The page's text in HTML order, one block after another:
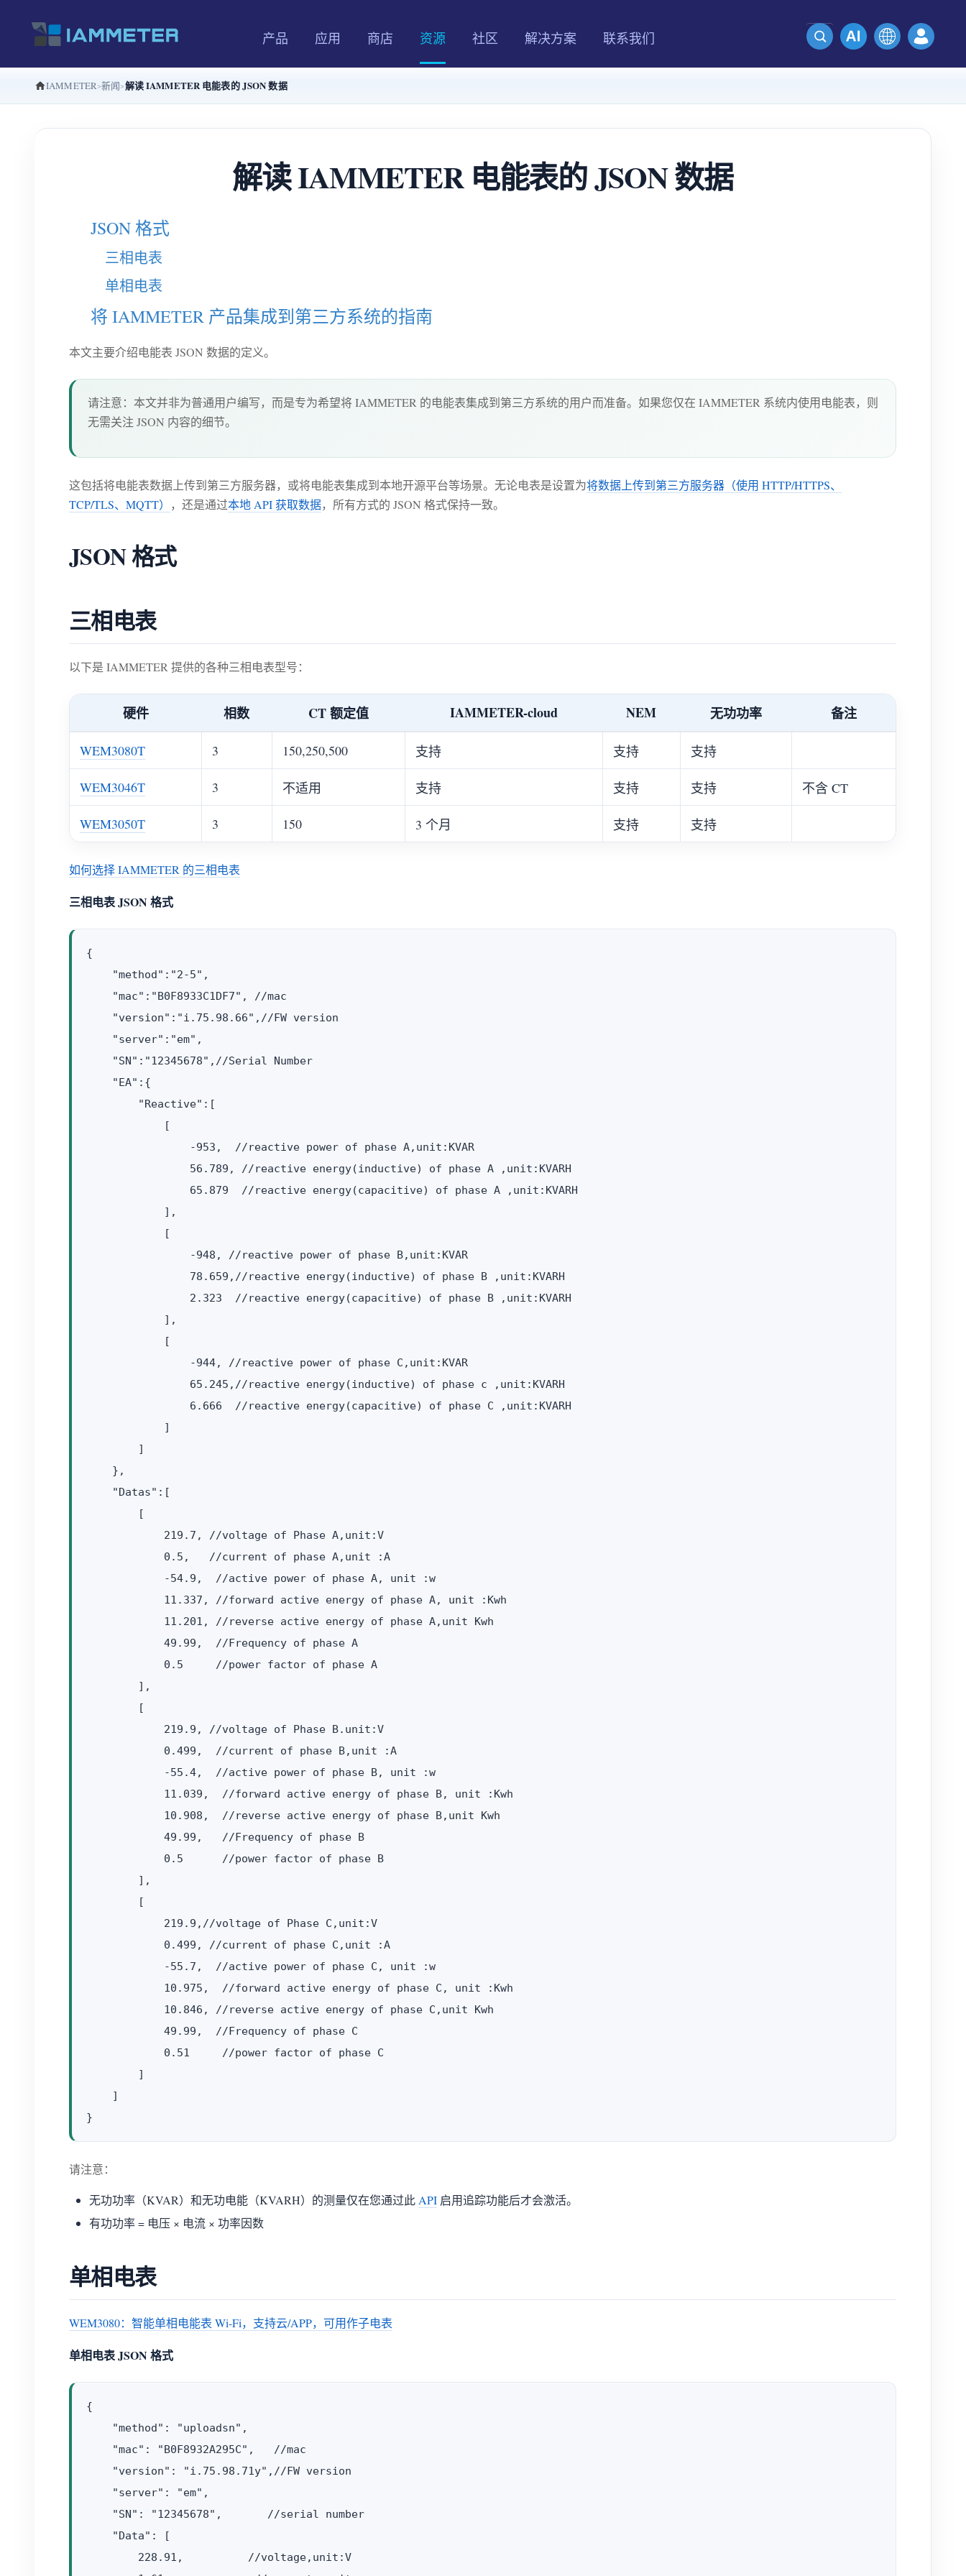
产品 应用 商店 资源 社区 解决方案 联系我们
IAMMETER 新闻 解读 IAMMETER 电能表的 JSON 数据
解读 IAMMETER 电能表的 JSON 数据
JSON 格式
三相电表
单相电表
将 IAMMETER 产品集成到第三方系统的指南
本文主要介绍电能表 JSON 数据的定义。
请注意：本文并非为普通用户编写，而是专为希望将 IAMMETER 的电能表集成到第三方系统的用户而准备。如果您仅在 IAMMETER 系统内使用电能表，则
无需关注 JSON 内容的细节。
这包括将电能表数据上传到第三方服务器，或将电能表集成到本地开源平台等场景。无论电表是设置为将数据上传到第三方服务器（使用 HTTP/HTTPS、
TCP/TLS、MQTT）
，还是通过本地 API 获取数据，所有方式的 JSON 格式保持一致。
JSON 格式
三相电表
以下是 IAMMETER 提供的各种三相电表型号：
硬件 相数 CT 额定值 IAMMETER-cloud NEM 无功功率 备注
WEM3080T 3 150,250,500 支持 支持 支持
WEM3046T 3 不适用 支持 支持 支持 不含 CT
WEM3050T 3 150 3 个月 支持 支持
如何选择 IAMMETER 的三相电表
三相电表 JSON 格式
{
    "method":"2-5",
    "mac":"B0F8933C1DF7", //mac
    "version":"i.75.98.66",//FW version
    "server":"em",
    "SN":"12345678",//Serial Number
    "EA":{
        "Reactive":[
            [
                -953,  //reactive power of phase A,unit:KVAR
                56.789, //reactive energy(inductive) of phase A ,unit:KVARH
                65.879  //reactive energy(capacitive) of phase A ,unit:KVARH
            ],
            [
                -948, //reactive power of phase B,unit:KVAR
                78.659,//reactive energy(inductive) of phase B ,unit:KVARH
                2.323  //reactive energy(capacitive) of phase B ,unit:KVARH
            ],
            [
                -944, //reactive power of phase C,unit:KVAR
                65.245,//reactive energy(inductive) of phase c ,unit:KVARH
                6.666  //reactive energy(capacitive) of phase C ,unit:KVARH
            ]
        ]
    },
    "Datas":[
        [
            219.7, //voltage of Phase A,unit:V
            0.5,   //current of phase A,unit :A
            -54.9,  //active power of phase A, unit :w
            11.337, //forward active energy of phase A, unit :Kwh
            11.201, //reverse active energy of phase A,unit Kwh
            49.99,  //Frequency of phase A
            0.5     //power factor of phase A
        ],
        [
            219.9, //voltage of Phase B.unit:V
            0.499,  //current of phase B,unit :A
            -55.4,  //active power of phase B, unit :w
            11.039,  //forward active energy of phase B, unit :Kwh
            10.908,  //reverse active energy of phase B,unit Kwh
            49.99,   //Frequency of phase B
            0.5      //power factor of phase B
        ],
        [
            219.9,//voltage of Phase C,unit:V
            0.499, //current of phase C,unit :A
            -55.7,  //active power of phase C, unit :w
            10.975,  //forward active energy of phase C, unit :Kwh
            10.846, //reverse active energy of phase C,unit Kwh
            49.99,  //Frequency of phase C
            0.51     //power factor of phase C
        ]
    ]
请注意：
无功功率（KVAR）和无功电能（KVARH）的测量仅在您通过此API 启用追踪功能后才会激活。
有功功率 = 电压 × 电流 × 功率因数
单相电表
WEM3080：智能单相电能表 Wi-Fi，支持云/APP，可用作子电表
单相电表 JSON 格式
{
    "method": "uploadsn",
    "mac": "B0F8932A295C",   //mac
    "version": "i.75.98.71y",//FW version
    "server": "em",
    "SN": "12345678",       //serial number
    "Data": [
        228.91,          //voltage,unit:V